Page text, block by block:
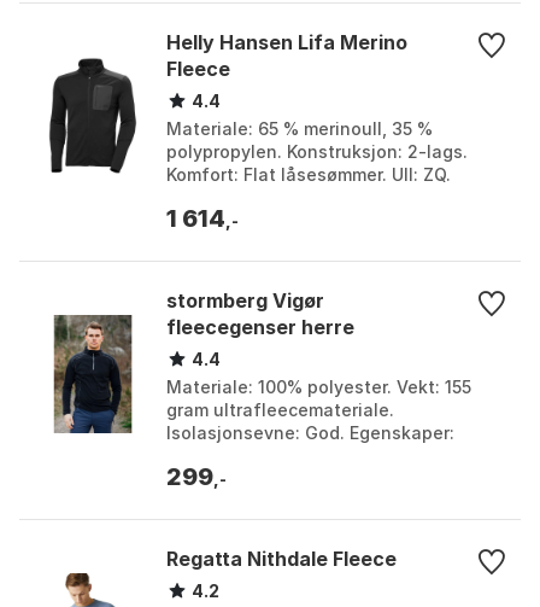
Helly Hansen Lifa Merino
Fleece
4.4
Materiale: 65 % merinoull, 35 %
polypropylen. Konstruksjon: 2-lags.
Komfort: Flat låsesømmer. Ull: ZQ.
1 614 ,-
stormberg Vigør
fleecegenser herre
4.4
Materiale: 100% polyester. Vekt: 155
gram ultrafleecemateriale.
Isolasjonsevne: God. Egenskaper:
behandlet. Farge: Farge 1, Farge...
299 ,-
Regatta Nithdale Fleece
4.2